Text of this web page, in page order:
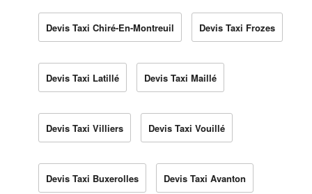
Devis Taxi Chiré-En-Montreuil Devis Taxi Frozes
Devis Taxi Latillé Devis Taxi Maillé
Devis Taxi Villiers Devis Taxi Vouillé
Devis Taxi Buxerolles Devis Taxi Avanton